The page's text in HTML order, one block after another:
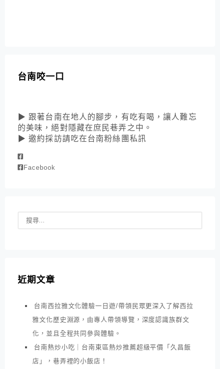
台南咬一口
▶ 跟著台南在地人的腳步，有吃有喝，讓人難忘
的美味，絕對隱藏在庶民巷弄之中。
▶ 邀約採訪請吃在台南粉絲團私訊
Facebook
近期文章
台南西拉雅文化體驗一日遊/帶領民眾更深入了解西拉
雅文化歷史淵源，由專人帶領導覽，深度認識族群文
化，並且全程共同參與體驗。
台南熱炒小吃｜台南東區熱炒推薦超級平價「久昌飯
店」，巷弄裡的小飯店！